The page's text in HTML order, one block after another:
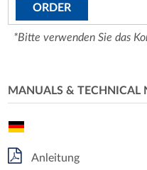
ORDER
*Bitte verwenden Sie das
MANUALS & TECHNICAL
Anleitung